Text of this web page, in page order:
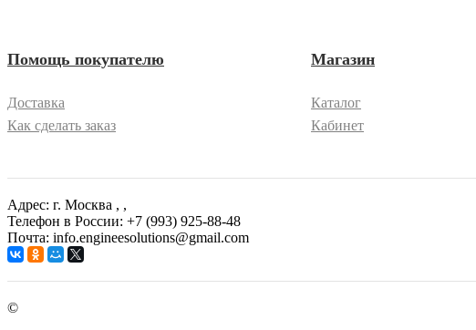
Помощь покупателю
Доставка
Как сделать заказ
Магазин
Каталог
Кабинет
Адрес: г. Москва , ,
Телефон в России: +7 (993) 925-88-48
Почта: info.engineesolutions@gmail.com
©